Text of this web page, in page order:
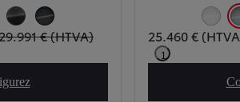
€ (HTVA)
PROACE Active 1d
Icy
25.460 €
1